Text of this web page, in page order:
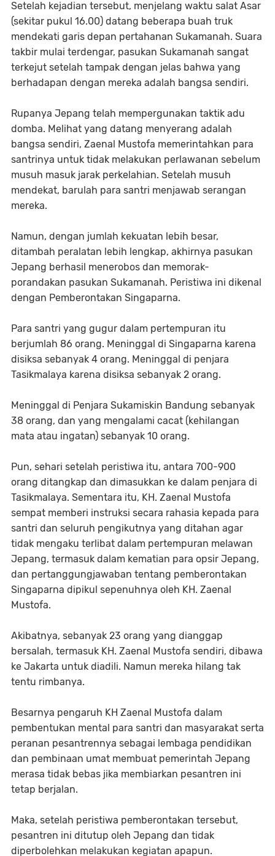
Setelah kejadian tersebut, menjelang waktu salat Asar
(sekitar pukul 16.00) datang beberapa buah truk
mendekati garis depan pertahanan Sukamanah. Suara
takbir mulai terdengar, pasukan Sukamanah sangat
terkejut setelah tampak dengan jelas bahwa yang
berhadapan dengan mereka adalah bangsa sendiri.
Rupanya Jepang telah mempergunakan taktik adu
domba. Melihat yang datang menyerang adalah
bangsa sendiri, Zaenal Mustofa memerintahkan para
santrinya untuk tidak melakukan perlawanan sebelum
musuh masuk jarak perkelahian. Setelah musuh
mendekat, barulah para santri menjawab serangan
mereka.
Namun, dengan jumlah kekuatan lebih besar,
ditambah peralatan lebih lengkap, akhirnya pasukan
Jepang berhasil menerobos dan memorak-
porandakan pasukan Sukamanah. Peristiwa ini dikenal
dengan Pemberontakan Singaparna.
Para santri yang gugur dalam pertempuran itu
berjumlah 86 orang. Meninggal di Singaparna karena
disiksa sebanyak 4 orang. Meninggal di penjara
Tasikmalaya karena disiksa sebanyak 2 orang.
Meninggal di Penjara Sukamiskin Bandung sebanyak
38 orang, dan yang mengalami cacat (kehilangan
mata atau ingatan) sebanyak 10 orang.
Pun, sehari setelah peristiwa itu, antara 700-900
orang ditangkap dan dimasukkan ke dalam penjara di
Tasikmalaya. Sementara itu, KH. Zaenal Mustofa
sempat memberi instruksi secara rahasia kepada para
santri dan seluruh pengikutnya yang ditahan agar
tidak mengaku terlibat dalam pertempuran melawan
Jepang, termasuk dalam kematian para opsir Jepang,
dan pertanggungjawaban tentang pemberontakan
Singaparna dipikul sepenuhnya oleh KH. Zaenal
Mustofa.
Akibatnya, sebanyak 23 orang yang dianggap
bersalah, termasuk KH. Zaenal Mustofa sendiri, dibawa
ke Jakarta untuk diadili. Namun mereka hilang tak
tentu rimbanya.
Besarnya pengaruh KH Zaenal Mustofa dalam
pembentukan mental para santri dan masyarakat serta
peranan pesantrennya sebagai lembaga pendidikan
dan pembinaan umat membuat pemerintah Jepang
merasa tidak bebas jika membiarkan pesantren ini
tetap berjalan.
Maka, setelah peristiwa pemberontakan tersebut,
pesantren ini ditutup oleh Jepang dan tidak
diperbolehkan melakukan kegiatan apapun.